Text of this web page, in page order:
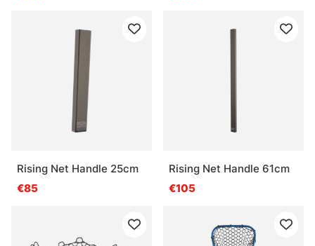
Rising Net Handle 25cm
€85
Rising Net Handle 61cm
€105